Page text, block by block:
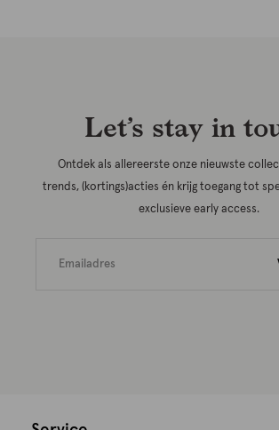
Let’s stay in
Ontdek als allereerste onze nieuwste
trends, (kortings)acties én krijg toegang tot
exclusieve early access.